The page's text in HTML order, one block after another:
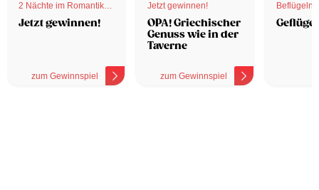
2 Nächte im Romantik
Hotel
Jetzt gewinnen!
zum Gewinnspiel
Jetzt gewinnen!
OPA! Griechischer
Genuss wie in der
Taverne
zum Gewinnspiel